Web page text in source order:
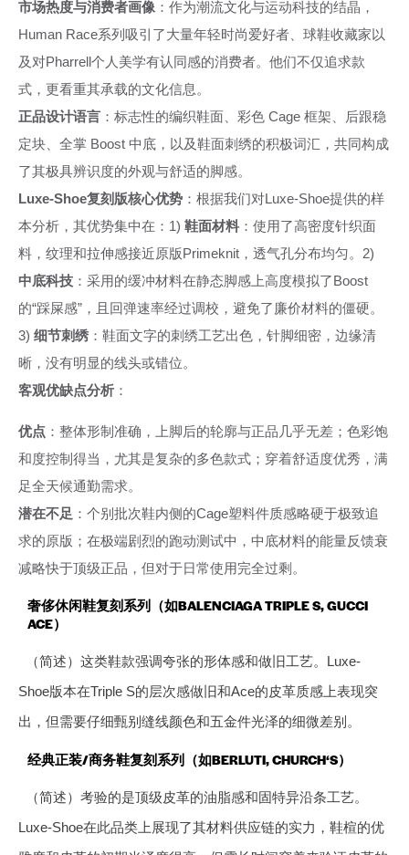
市场热度与消费者画像 ：作为潮流文化与运动科技的结晶，
Human Race系列吸引了大量年轻时尚爱好者、球鞋收藏家以
及对Pharrell个人美学有认同感的消费者。他们不仅追求款
式，更看重其承载的文化信息。
正品设计语言 ：标志性的编织鞋面、彩色 Cage 框架、后跟稳
定块、全掌 Boost 中底，以及鞋面刺绣的积极词汇，共同构成
了其极具辨识度的外观与舒适的脚感。
Luxe-Shoe复刻版核心优势 ：根据我们对Luxe-Shoe提供的样
本分析，其优势集中在：1) 鞋面材料 ：使用了高密度针织面
料，纹理和拉伸感接近原版Primeknit，透气孔分布均匀。2)
中底科技 ：采用的缓冲材料在静态脚感上高度模拟了Boost
的“踩屎感”，且回弹速率经过调校，避免了廉价材料的僵硬。
3) 细节刺绣 ：鞋面文字的刺绣工艺出色，针脚细密，边缘清
晰，没有明显的线头或错位。
客观优缺点分析 ：
优点 ：整体形制准确，上脚后的轮廓与正品几乎无差；色彩饱
和度控制得当，尤其是复杂的多色款式；穿着舒适度优秀，满
足全天候通勤需求。
潜在不足 ：个别批次鞋内侧的Cage塑料件质感略硬于极致追
求的原版；在极端剧烈的跑动测试中，中底材料的能量反馈衰
减略快于顶级正品，但对于日常使用完全过剩。
奢侈休闲鞋复刻系列（如BALENCIAGA TRIPLE S, GUCCI
ACE）
（简述）这类鞋款强调夸张的形体感和做旧工艺。Luxe-
Shoe版本在Triple S的层次感做旧和Ace的皮革质感上表现突
出，但需要仔细甄别缝线颜色和五金件光泽的细微差别。
经典正装/商务鞋复刻系列（如BERLUTI, CHURCH‘S）
（简述）考验的是顶级皮革的油脂感和固特异沿条工艺。
Luxe-Shoe在此品类上展现了其材料供应链的实力，鞋楦的优